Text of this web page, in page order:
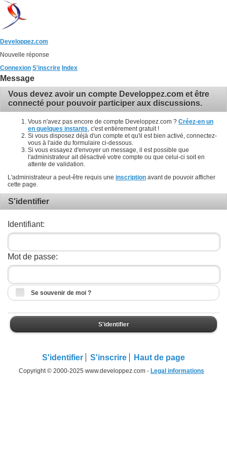
Developpez.com
Nouvelle réponse
Connexion S'inscrire Index
Message
Vous devez avoir un compte Developpez.com et être
connecté pour pouvoir participer aux discussions.
Vous n'avez pas encore de compte Developpez.com ? Créez-en un
en quelques instants , c'est entièrement gratuit !
Si vous disposez déjà d'un compte et qu'il est bien activé, connectez-
vous à l'aide du formulaire ci-dessous.
Si vous essayez d'envoyer un message, il est possible que
l'administrateur ait désactivé votre compte ou que celui-ci soit en
attente de validation.
L'administrateur a peut-être requis une inscription avant de pouvoir afficher
cette page.
S'identifier
Identifiant:
Mot de passe:
Se souvenir de moi ?
S'identifier
S'identifier S'inscrire Haut de page
Copyright © 2000-2025 www.developpez.com - Legal informations